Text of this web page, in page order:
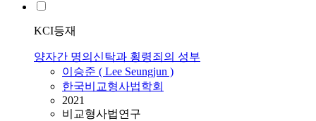
KCI등재
양자간 명의신탁과 횡령죄의 성부
이승준 ( Lee Seungjun )
한국비교형사법학회
2021
비교형사법연구